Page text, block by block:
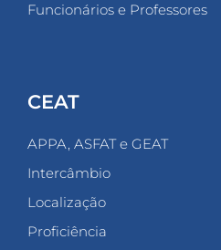
Funcionários e Professores
CEAT
APPA, ASFAT e GEAT
Intercâmbio
Localização
Proficiência